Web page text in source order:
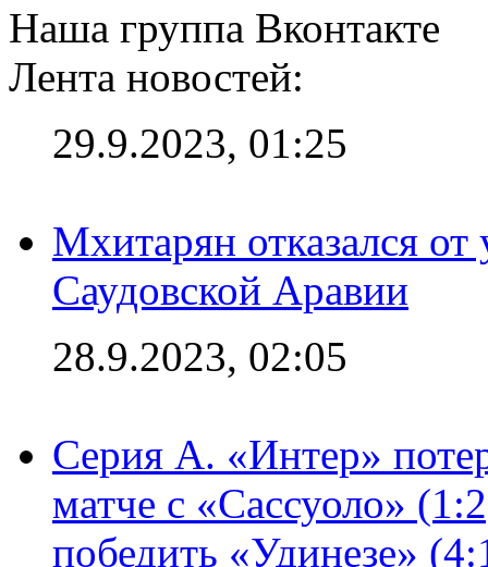
Наша группа Вконтакте
Лента новостей:
29.9.2023, 01:25
Мхитарян отказался от
Саудовской Аравии
28.9.2023, 02:05
Серия А. «Интер»
матче с «Сассуоло»
победить «Удинезе»